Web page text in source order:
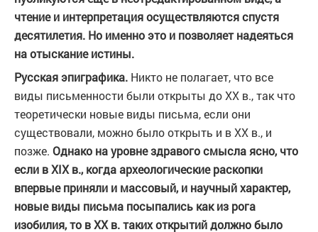
чтение и интерпретация осуществляются спустя
десятилетия. Но именно это и позволяет надеяться
на отыскание истины.
Русская эпиграфика. Никто не полагает, что все
виды письменности были открыты до XX в., так что
теоретически новые виды письма, если они
существовали, можно было открыть и в XX в., и
позже. Однако на уровне здравого смысла ясно, что
если в XIX в., когда археологические раскопки
впервые приняли и массовый, и научный характер,
новые виды письма посыпались как из рога
изобилия, то в XX в. таких открытий должно было